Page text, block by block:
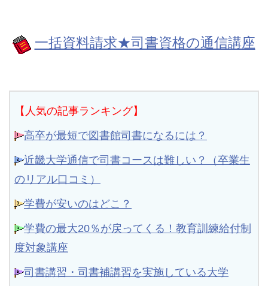
一括資料請求★司書資格の通信講座
【人気の記事ランキング】
高卒が最短で図書館司書になるには？
近畿大学通信で司書コースは難しい？（卒業生
のリアル口コミ）
学費が安いのはどこ？
学費の最大20％が戻ってくる！教育訓練給付制
度対象講座
司書講習・司書補講習を実施している大学